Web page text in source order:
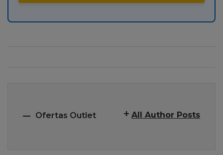
Ofertas Outlet All Author Posts